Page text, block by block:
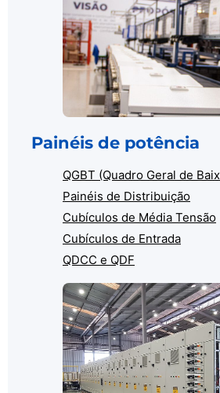
Painéis de potência
QGBT (Quadro Geral de
Painéis de Distribuição
Cubículos de Média Tensão
Cubículos de Entrada
QDCC e QDF